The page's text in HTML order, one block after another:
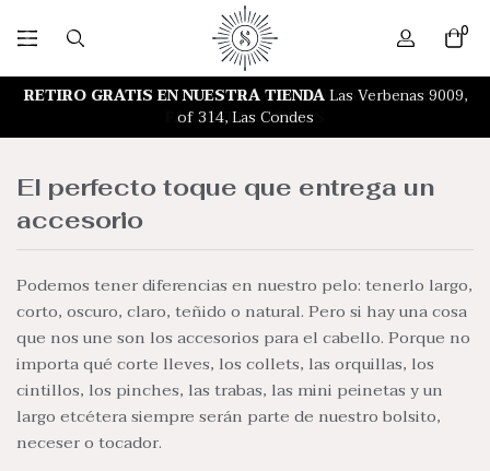
0
Encuentra nuestros productos enMERCADO LIBRE,
FALABELLA yPARIS
RETIRO GRATIS EN NUESTRA TIENDALas Verbenas 9009,
of 314, Las Condes
El perfecto toque que entrega un
accesorio
Podemos tener diferencias en nuestro pelo: tenerlo largo,
corto, oscuro, claro, teñido o natural. Pero si hay una cosa
que nos une son los accesorios para el cabello. Porque no
importa qué corte lleves, los collets, las orquillas, los
cintillos, los pinches, las trabas, las mini peinetas y un
largo etcétera siempre serán parte de nuestro bolsito,
neceser o tocador.